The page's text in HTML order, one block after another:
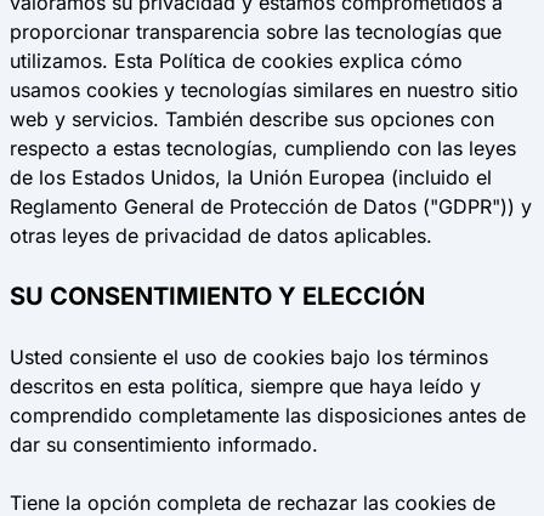
proporcionar transparencia sobre las tecnologías que
utilizamos. Esta Política de cookies explica cómo
usamos cookies y tecnologías similares en nuestro sitio
web y servicios. También describe sus opciones con
respecto a estas tecnologías, cumpliendo con las leyes
de los Estados Unidos, la Unión Europea (incluido el
Reglamento General de Protección de Datos ("GDPR")) y
otras leyes de privacidad de datos aplicables.
SU CONSENTIMIENTO Y ELECCIÓN
Usted consiente el uso de cookies bajo los términos
descritos en esta política, siempre que haya leído y
comprendido completamente las disposiciones antes de
dar su consentimiento informado.
Tiene la opción completa de rechazar las cookies de